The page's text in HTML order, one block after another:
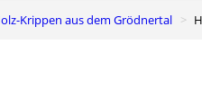
Holz-Krippen aus dem Grödnertal